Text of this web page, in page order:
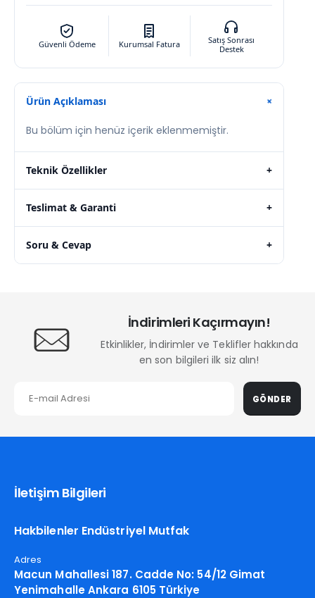
Güvenli Ödeme Kurumsal Fatura
Satış Sonrası
Destek
Ürün Açıklaması +
Bu bölüm için henüz içerik eklenmemiştir.
Teknik Özellikler +
Teslimat & Garanti +
Soru & Cevap +
İndirimleri Kaçırmayın!
Etkinlikler, İndirimler ve Teklifler hakkında
en son bilgileri ilk siz alın!
GÖNDER
İletişim Bilgileri
Hakbilenler Endüstriyel Mutfak
Adres
Macun Mahallesi 187. Cadde No: 54/12 Gimat
Yenimahalle Ankara 6105 Türkiye